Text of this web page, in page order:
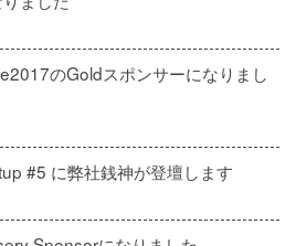
のGoldスポンサーになりまし
#5 に弊社銭神が登壇します